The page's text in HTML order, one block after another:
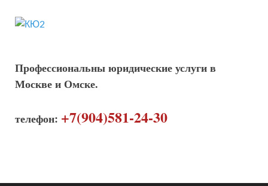
Профессиональны юридические услуги в
Москве и Омске.
телефон: +7(904)581-24-30